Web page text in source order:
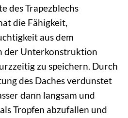
des Trapezblechs
die Fähigkeit,
aus dem
der Unterkonstruktion
zu speichern. Durch
des Daches verdunstet
dann langsam und
Tropfen abzufallen und